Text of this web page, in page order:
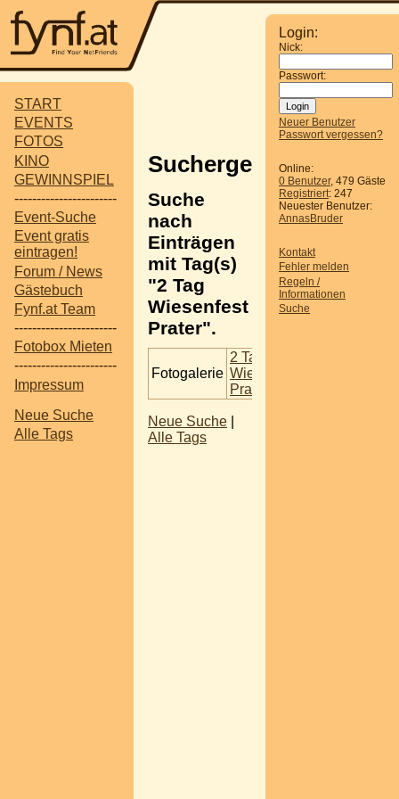
START
EVENTS
FOTOS
KINO
GEWINNSPIEL
-----------------------
Event-Suche
Event gratis
eintragen!
Forum / News
Gästebuch
Fynf.at Team
-----------------------
Fotobox Mieten
-----------------------
Impressum
Neue Suche
Alle Tags
Login:
Nick:
Passwort:
Neuer Benutzer
Passwort vergessen?
Online:
0 Benutzer, 479 Gäste
Registriert: 247
Neuester Benutzer:
AnnasBruder
Kontakt
Fehler melden
Regeln /
Informationen
Suche
Suchergebnisse
Suche
nach
Einträgen
mit Tag(s)
"2 Tag
Wiesenfest
Prater".
Fotogalerie
2 Tag
Wiesenfest
Prater
Neue Suche
Alle Tags